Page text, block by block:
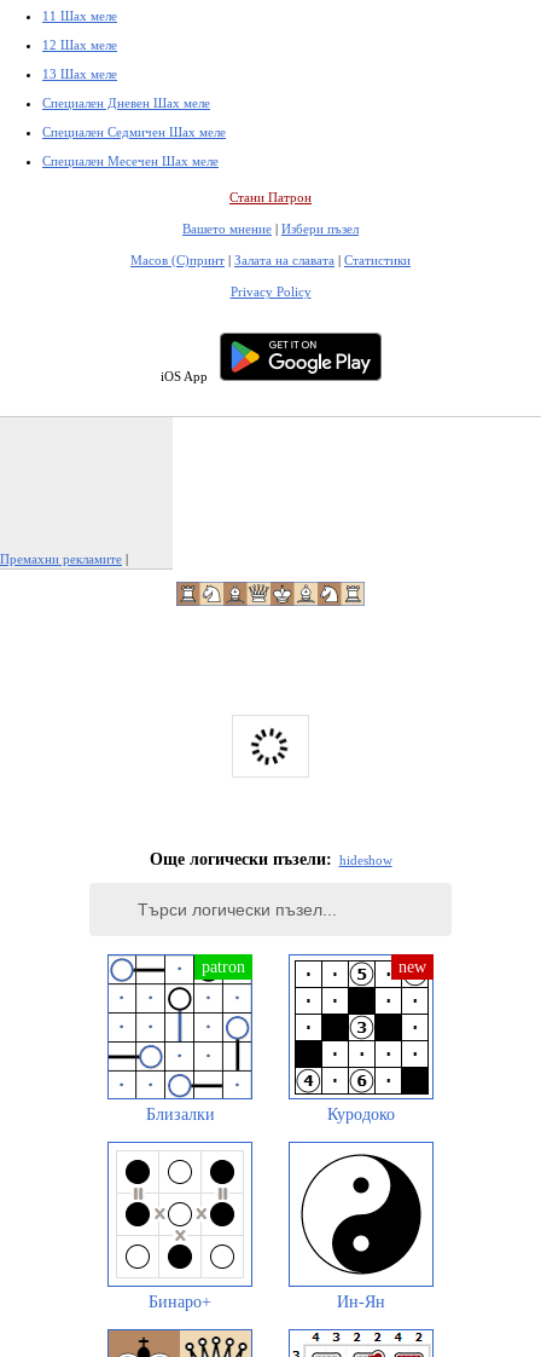
11 Шах меле
12 Шах меле
13 Шах меле
Специален Дневен Шах меле
Специален Седмичен Шах меле
Специален Месечен Шах меле
Стани Патрон
Вашето мнение | Избери пъзел
Масов (С)принт | Залата на славата | Статистики
Privacy Policy
iOS App
Премахни рекламите |
Още логически пъзели: hideshow
Близалки Куродоко
Бинаро+ Ин-Ян